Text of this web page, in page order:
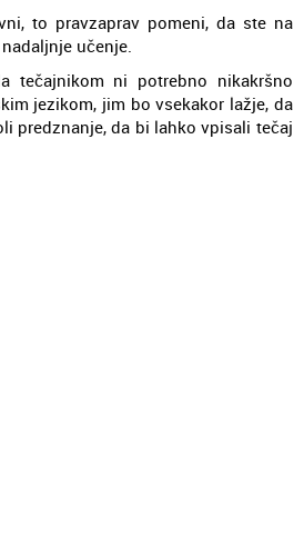
to pravzaprav pomeni, da ste na
učenje.
tečajnikom ni potrebno nikakršno
jezikom, jim bo vsekakor lažje, da
predznanje, da bi lahko vpisali tečaj